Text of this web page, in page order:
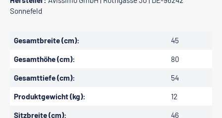
Sonnefeld
Gesamtbreite (cm): 45
Gesamthöhe (cm): 80
Gesamttiefe (cm): 54
Produktgewicht (kg): 12
Sitzbreite (cm): 46